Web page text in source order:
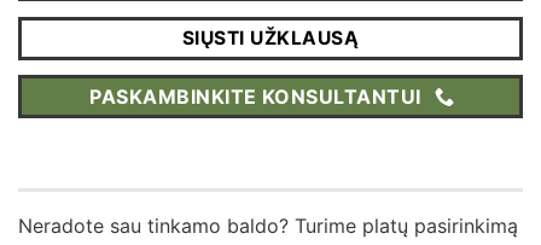
SIŲSTI UŽKLAUSĄ
PASKAMBINKITE KONSULTANTUI
Neradote sau tinkamo baldo? Turime platų pasirinkimą